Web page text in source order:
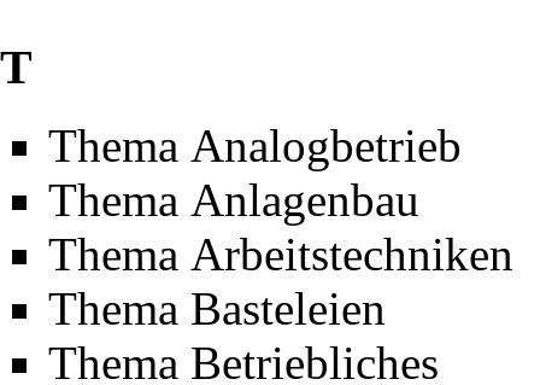
T
Thema Analogbetrieb
Thema Anlagenbau
Thema Arbeitstechniken
Thema Basteleien
Thema Betriebliches